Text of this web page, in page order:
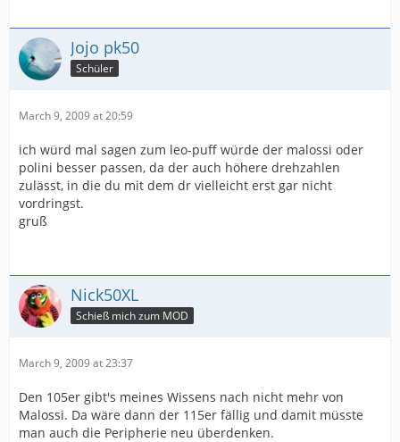
Jojo pk50
Schüler
March 9, 2009 at 20:59
ich würd mal sagen zum leo-puff würde der malossi oder
polini besser passen, da der auch höhere drehzahlen
zulässt, in die du mit dem dr vielleicht erst gar nicht
vordringst.
gruß
Nick50XL
Schieß mich zum MOD
March 9, 2009 at 23:37
Den 105er gibt's meines Wissens nach nicht mehr von
Malossi. Da wäre dann der 115er fällig und damit müsste
man auch die Peripherie neu überdenken.